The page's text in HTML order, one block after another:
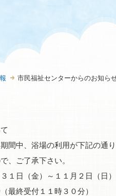
市民福祉センターからのお知ら
間中、浴場の利用が下記の通り
、ご了承下さい。
１日（金）～１１月２日（日）
最終受付１１時３０分）